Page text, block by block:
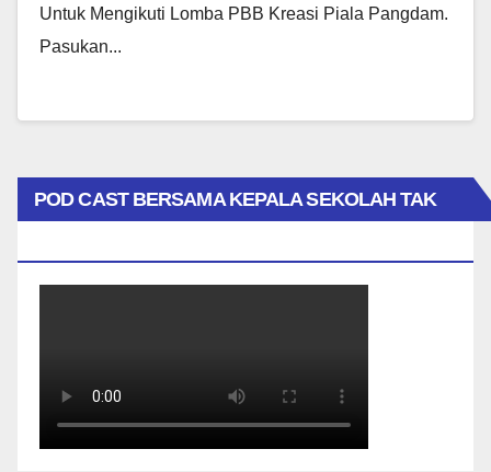
Untuk Mengikuti Lomba PBB Kreasi Piala Pangdam.
Pasukan...
POD CAST BERSAMA KEPALA SEKOLAH TAK